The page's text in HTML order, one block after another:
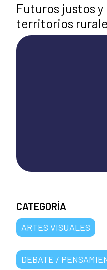
Futuros justos
territorios
CATEGORÍA
ARTES VISUALES
DEBATE /